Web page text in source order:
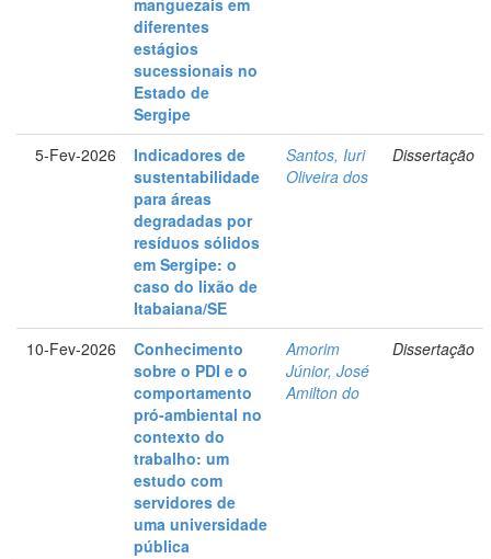
manguezais em
diferentes
estágios
sucessionais no
Estado de
Sergipe
5-Fev-2026
Indicadores de
sustentabilidade
para áreas
degradadas por
resíduos sólidos
em Sergipe: o
caso do lixão de
Itabaiana/SE
Santos, Iuri
Oliveira dos
Dissertação
10-Fev-2026
Conhecimento
sobre o PDI e o
comportamento
pró-ambiental no
contexto do
trabalho: um
estudo com
servidores de
uma universidade
pública
Amorim
Júnior, José
Amilton do
Dissertação